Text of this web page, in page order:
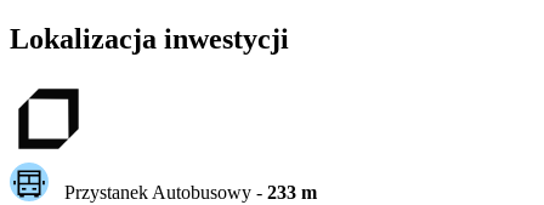
Lokalizacja inwestycji
Przystanek Autobusowy - 233m